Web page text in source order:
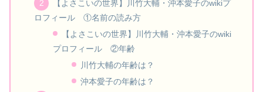
【よさこいの世界】川竹大輔・沖本愛子のwikiプ
ロフィール ①名前の読み方
【よさこいの世界】川竹大輔・沖本愛子のwiki
プロフィール ②年齢
川竹大輔の年齢は？
沖本愛子の年齢は？